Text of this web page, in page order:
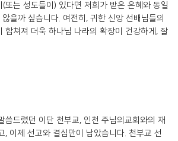
또는 성도들이) 있다면 저희가 받은 은혜와 동일
을까 싶습니다. 여전히, 귀한 신앙 선배님들의
합쳐져 더욱 하나님 나라의 확장이 건강하게, 잘
씀드렸던 이단 천부교, 인천 주님의교회와의 재
, 이제 선고와 결심만이 남았습니다. 천부교 선